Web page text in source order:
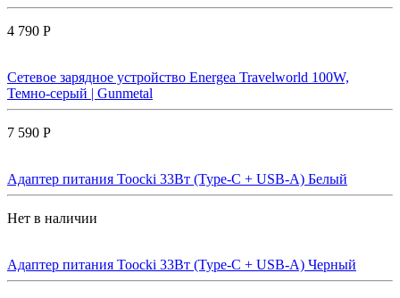
4 790 Р
Сетевое зарядное устройство Energea Travelworld 100W,
Темно-серый | Gunmetal
7 590 Р
Адаптер питания Toocki 33Вт (Type-C + USB-A) Белый
Нет в наличии
Адаптер питания Toocki 33Вт (Type-C + USB-A) Черный